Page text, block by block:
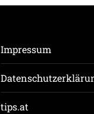
Impressum
tips.at